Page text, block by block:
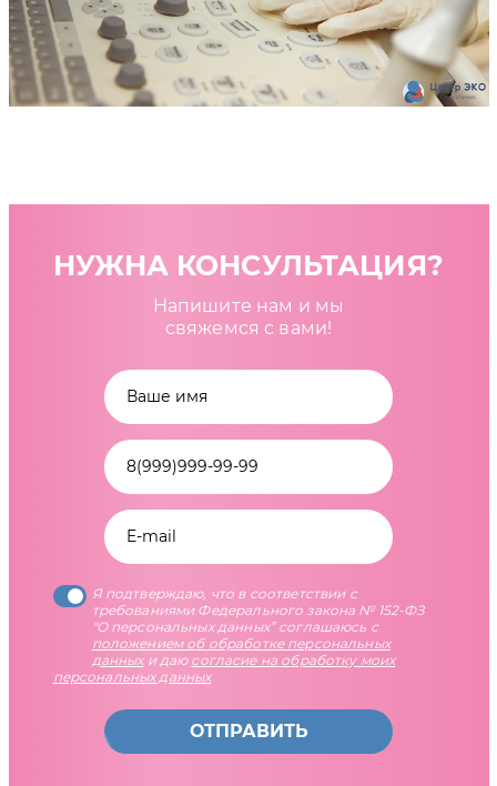
НУЖНА КОНСУЛЬТАЦИЯ?
Напишите нам и мы
свяжемся с вами!
Я подтверждаю, что в соответствии с
требованиями Федерального закона № 152-ФЗ
"О персональных данных” соглашаюсь с
положением об обработке персональных
данныхи даю согласие на обработку моих
персональных данных
ОТПРАВИТЬ